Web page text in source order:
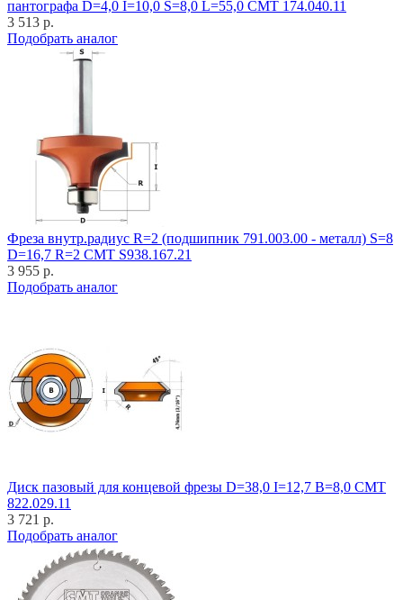
пантографа D=4,0 I=10,0 S=8,0 L=55,0 CMT 174.040.11
3 513 р.
Подобрать аналог
Фреза внутр.радиус R=2 (подшипник 791.003.00 - металл) S=8
D=16,7 R=2 CMT S938.167.21
3 955 р.
Подобрать аналог
Диск пазовый для концевой фрезы D=38,0 I=12,7 B=8,0 CMT
822.029.11
3 721 р.
Подобрать аналог